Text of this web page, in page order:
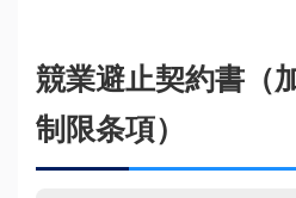
競業避止契約書（
制限条項）